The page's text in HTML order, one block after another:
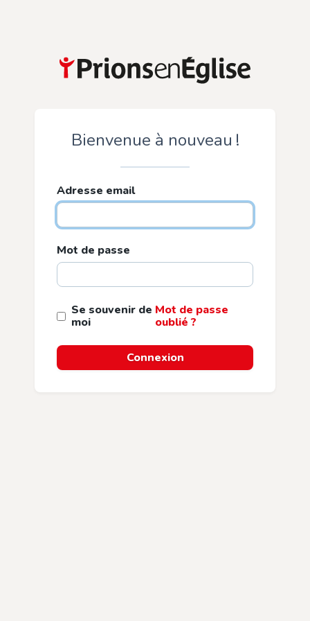
Bienvenue à nouveau !
Adresse email
Mot de passe
Se souvenir de
moi
Mot de passe
oublié ?
Connexion